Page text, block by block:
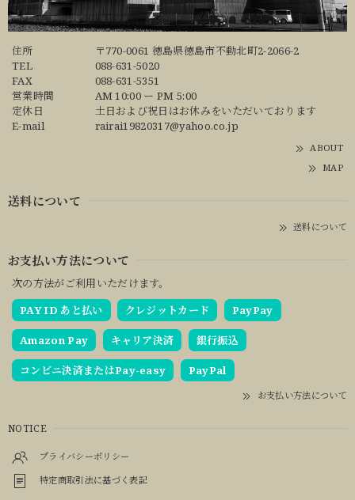
住所
〒770-0061 徳島県徳島市不動北町2-2066-2
TEL
088-631-5020
FAX
088-631-5351
営業時間
AM 10:00 ー PM 5:00
定休日
土日および祝日はお休みをいただいております
E-mail
rairai19820317@yahoo.co.jp
ABOUT
MAP
送料について
送料について
お支払い方法について
次の方法がご利用いただけます。
PAY ID あと払い
クレジットカード PayPay
Amazon Pay キャリア決済 銀行振込
コンビニ決済またはPay-easy PayPal
お支払い方法について
NOTICE
プライバシーポリシー
特定商取引法に基づく表記